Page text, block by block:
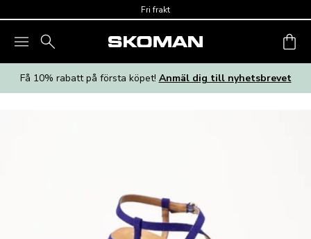
Fri frakt
Få 10% rabatt på första köpet! Anmäl dig till nyhetsbrevet